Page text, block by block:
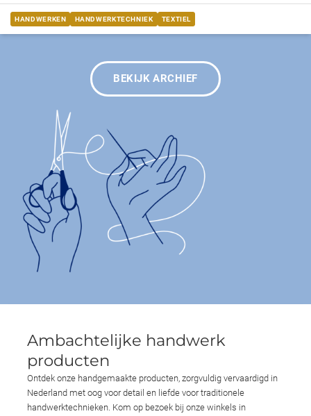
HANDWERKEN HANDWERKTECHNIEK TEXTIEL
BEKIJK ARCHIEF
Ambachtelijke handwerk
producten
Ontdek onze handgemaakte producten, zorgvuldig vervaardigd in
Nederland met oog voor detail en liefde voor traditionele
handwerktechnieken. Kom op bezoek bij onze winkels in